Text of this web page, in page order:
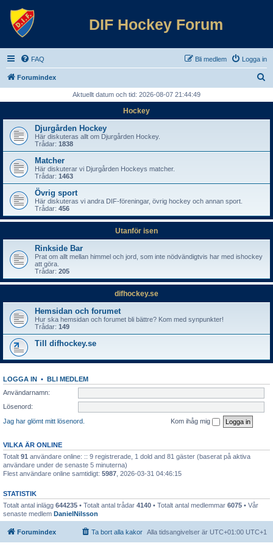
DIF Hockey Forum
FAQ Logga in
Bli medlem
Forumindex
Aktuellt datum och tid: 2026-08-07 21:44:49
Hockey
Djurgården Hockey
Här diskuteras allt om Djurgården Hockey.
Trådar: 1838
Matcher
Här diskuterar vi Djurgården Hockeys matcher.
Trådar: 1463
Övrig sport
Här diskuteras vi andra DIF-föreningar, övrig hockey och annan sport.
Trådar: 456
Utanför isen
Rinkside Bar
Prat om allt mellan himmel och jord, som inte nödvändigtvis har med ishockey
att göra.
Trådar: 205
difhockey.se
Hemsidan och forumet
Hur ska hemsidan och forumet bli bättre? Kom med synpunkter!
Trådar: 149
Till difhockey.se
LOGGA IN • BLI MEDLEM
Användarnamn:
Lösenord:
Jag har glömt mitt lösenord.
Kom ihåg mig
VILKA ÄR ONLINE
Totalt 91 användare online: :: 9 registrerade, 1 dold and 81 gäster (baserat på aktiva
användare under de senaste 5 minuterna)
Flest användare online samtidigt: 5987 , 2026-03-31 04:46:15
STATISTIK
Totalt antal inlägg 644235 • Totalt antal trådar 4140 • Totalt antal medlemmar 6075 • Vår
senaste medlem DanielNilsson
Forumindex Alla tidsangivelser är UTC+01:00 UTC+1
Ta bort alla kakor